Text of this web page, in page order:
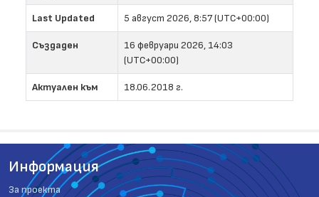
Last Updated 5 август 2026, 8:57 (UTC+00:00)
Създаден
16 февруари 2026, 14:03
(UTC+00:00)
Актуален към 18.06.2018 г.
Информация
За проекта